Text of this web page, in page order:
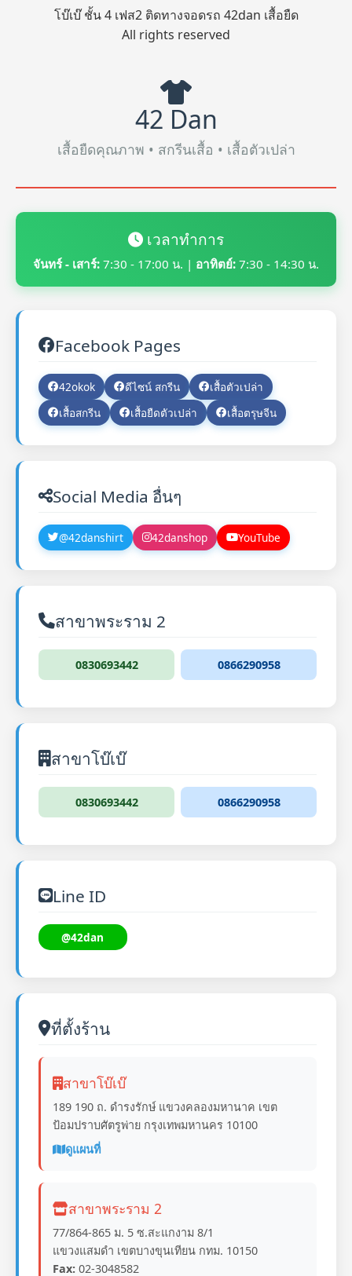
โบ๊เบ๊ ชั้น 4 เฟส2 ติดทางจอดรถ 42dan เสื้อยืด
All rights reserved
42 Dan
เสื้อยืดคุณภาพ • สกรีนเสื้อ • เสื้อตัวเปล่า
เวลาทำการ
จันทร์ - เสาร์: 7:30 - 17:00 น. | อาทิตย์: 7:30 - 14:30 น.
Facebook Pages
42okok ดีไซน์ สกรีน
เสื้อตัวเปล่า
เสื้อสกรีน
เสื้อยืดตัวเปล่า เสื้อตรุษจีน
Social Media อื่นๆ
@42danshirt 42danshop YouTube
สาขาพระราม 2
0830693442 0866290958
สาขาโบ๊เบ๊
0830693442 0866290958
Line ID
@42dan
ที่ตั้งร้าน
สาขาโบ๊เบ๊
189 190 ถ. ดำรงรักษ์ แขวงคลองมหานาค เขต
ป้อมปราบศัตรูพ่าย กรุงเทพมหานคร 10100
ดูแผนที่
สาขาพระราม 2
77/864-865 ม. 5 ซ.สะแกงาม 8/1
แขวงแสมดำ เขตบางขุนเทียน กทม. 10150
Fax: 02-3048582